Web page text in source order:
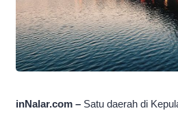
inNalar.com – Satu daerah di